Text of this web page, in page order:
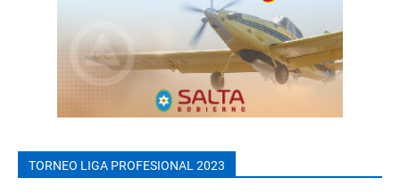
TORNEO LIGA PROFESIONAL 2023